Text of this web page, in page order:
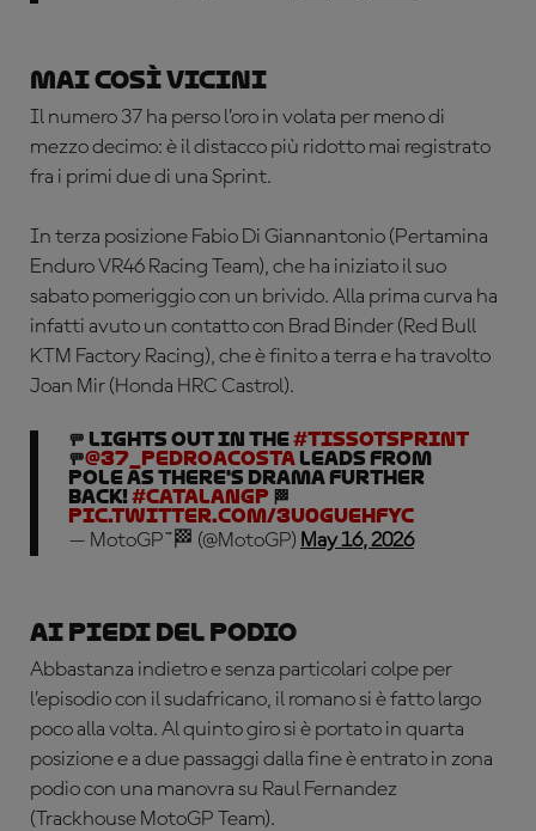
Mai così vicini
Il numero 37 ha perso l’oro in volata per meno di
mezzo decimo: è il distacco più ridotto mai registrato
fra i primi due di una Sprint.
In terza posizione Fabio Di Giannantonio (Pertamina
Enduro VR46 Racing Team), che ha iniziato il suo
sabato pomeriggio con un brivido. Alla prima curva ha
infatti avuto un contatto con Brad Binder (Red Bull
KTM Factory Racing), che è finito a terra e ha travolto
Joan Mir (Honda HRC Castrol).
🚥 LIGHTS OUT in the#TissotSprint
🚥@37_pedroacosta leads from
pole as there's drama further
back!#CatalanGP 🏁
pic.twitter.com/3u0gUeHfyC
— MotoGP™🏁 (@MotoGP) May 16, 2026
Ai piedi del podio
Abbastanza indietro e senza particolari colpe per
l’episodio con il sudafricano, il romano si è fatto largo
poco alla volta. Al quinto giro si è portato in quarta
posizione e a due passaggi dalla fine è entrato in zona
podio con una manovra su Raul Fernandez
(Trackhouse MotoGP Team).